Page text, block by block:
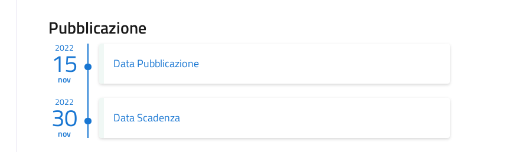
Pubblicazione
2022
15
nov
Data Pubblicazione
2022
30
nov
Data Scadenza